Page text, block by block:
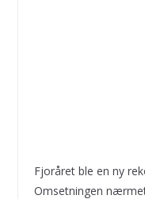
Fjoråret ble en ny
Omsetningen